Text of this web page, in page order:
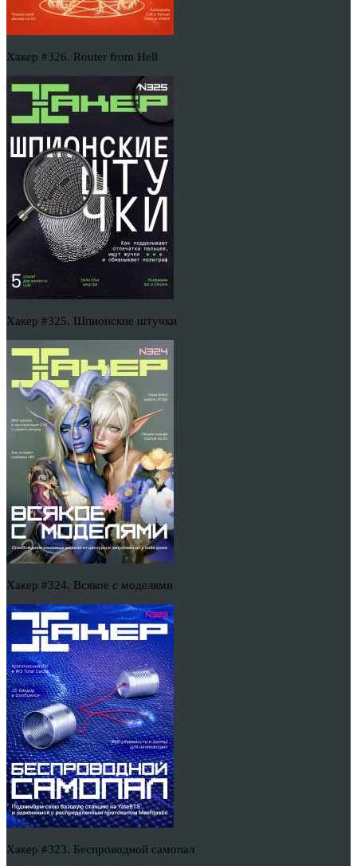
Хакер #326. Router from Hell
Хакер #325. Шпионские штучки
Хакер #324. Всякое с моделями
Хакер #323. Беспроводной самопал